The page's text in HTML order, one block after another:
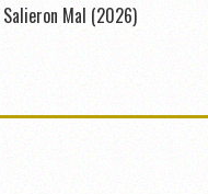
Salieron Mal (2026)